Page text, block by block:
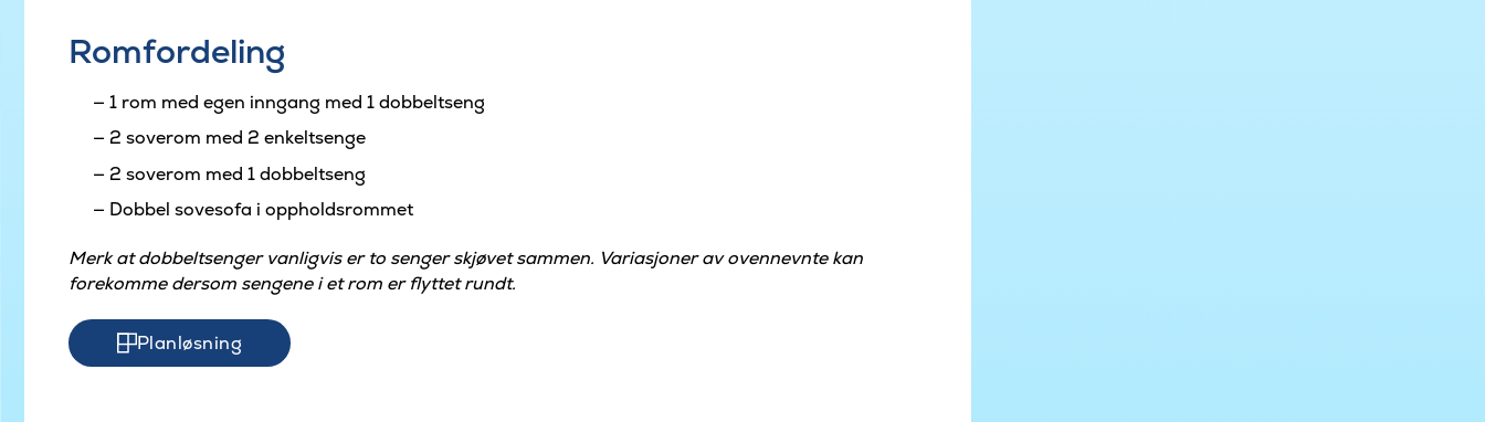
Romfordeling
1 rom med egen inngang med 1 dobbeltseng
2 soverom med 2 enkeltsenge
2 soverom med 1 dobbeltseng
Dobbel sovesofa i oppholdsrommet
Merk at dobbeltsenger vanligvis er to senger skjøvet sammen. Variasjoner av ovennevnte kan
forekomme dersom sengene i et rom er flyttet rundt.
Planløsning